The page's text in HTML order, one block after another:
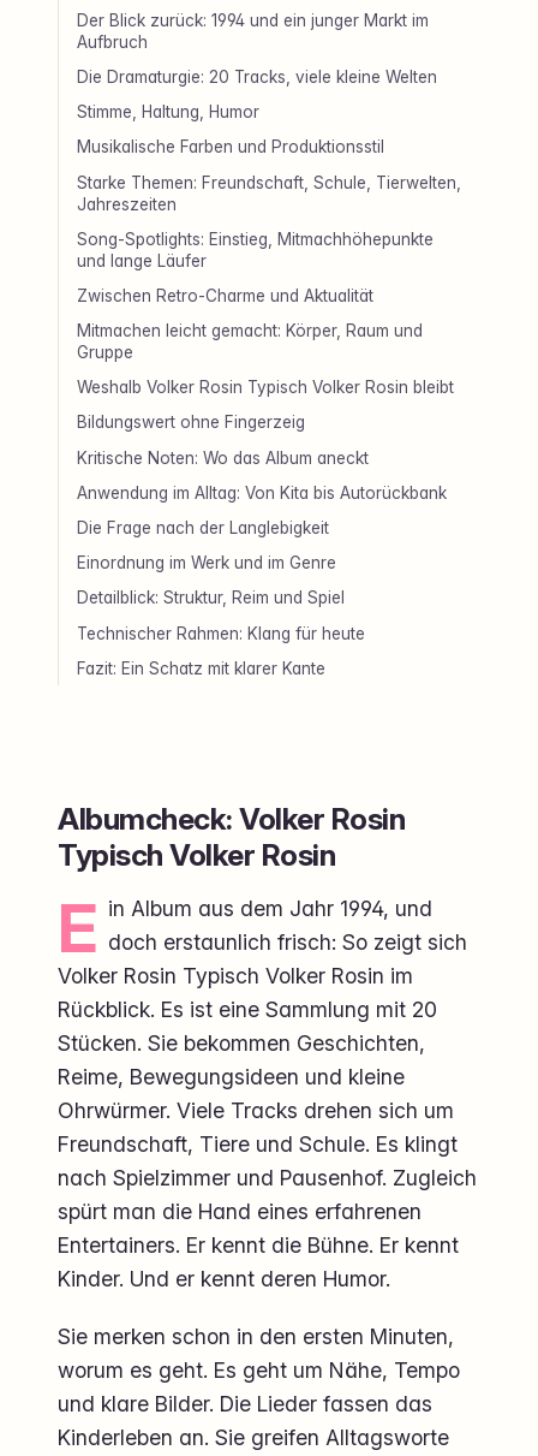
Der Blick zurück: 1994 und ein junger Markt im
Aufbruch
Die Dramaturgie: 20 Tracks, viele kleine Welten
Stimme, Haltung, Humor
Musikalische Farben und Produktionsstil
Starke Themen: Freundschaft, Schule, Tierwelten,
Jahreszeiten
Song-Spotlights: Einstieg, Mitmachhöhepunkte
und lange Läufer
Zwischen Retro-Charme und Aktualität
Mitmachen leicht gemacht: Körper, Raum und
Gruppe
Weshalb Volker Rosin Typisch Volker Rosin bleibt
Bildungswert ohne Fingerzeig
Kritische Noten: Wo das Album aneckt
Anwendung im Alltag: Von Kita bis Autorückbank
Die Frage nach der Langlebigkeit
Einordnung im Werk und im Genre
Detailblick: Struktur, Reim und Spiel
Technischer Rahmen: Klang für heute
Fazit: Ein Schatz mit klarer Kante
Albumcheck: Volker Rosin
Typisch Volker Rosin
E in Album aus dem Jahr 1994, und
doch erstaunlich frisch: So zeigt sich
Volker Rosin Typisch Volker Rosin im
Rückblick. Es ist eine Sammlung mit 20
Stücken. Sie bekommen Geschichten,
Reime, Bewegungsideen und kleine
Ohrwürmer. Viele Tracks drehen sich um
Freundschaft, Tiere und Schule. Es klingt
nach Spielzimmer und Pausenhof. Zugleich
spürt man die Hand eines erfahrenen
Entertainers. Er kennt die Bühne. Er kennt
Kinder. Und er kennt deren Humor.
Sie merken schon in den ersten Minuten,
worum es geht. Es geht um Nähe, Tempo
und klare Bilder. Die Lieder fassen das
Kinderleben an. Sie greifen Alltagsworte